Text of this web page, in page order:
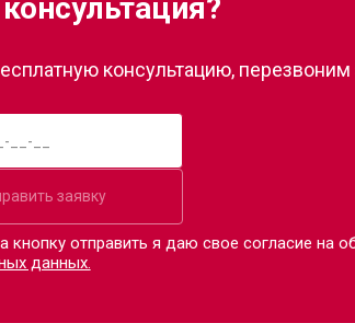
консультацию, перезвоним
заявку
кнопку отправить я даю свое согласие на
данных.